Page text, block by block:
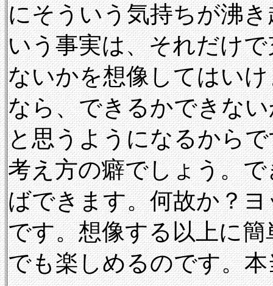
にそういう気持ちが沸
いう事実は、それだけ
ないかを想像してはい
なら、できるかできな
と思うようになるから
考え方の癖でしょう。
ばできます。何故か？
です。想像する以上に
でも楽しめるのです。